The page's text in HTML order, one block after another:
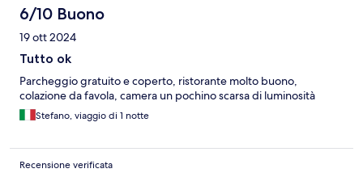
6/10 Buono
19 ott 2024
Tutto ok
Parcheggio gratuito e coperto, ristorante molto buono,
colazione da favola, camera un pochino scarsa di luminosità
Stefano, viaggio di 1 notte
Recensione verificata